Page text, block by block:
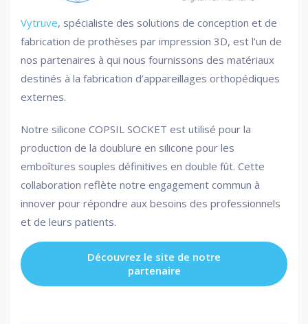
Vytruve, spécialiste des solutions de conception et de
fabrication de prothèses par impression 3D, est l’un de
nos partenaires à qui nous fournissons des matériaux
destinés à la fabrication d’appareillages orthopédiques
externes.
Notre silicone COPSIL SOCKET est utilisé pour la
production de la doublure en silicone pour les
emboîtures souples définitives en double fût. Cette
collaboration reflète notre engagement commun à
innover pour répondre aux besoins des professionnels
et de leurs patients.
Découvrez le site de notre
partenaire